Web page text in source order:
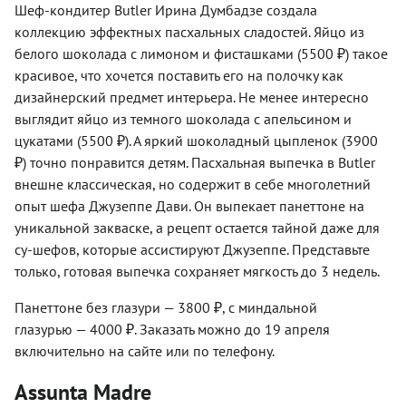
Шеф-кондитер Butler Ирина Думбадзе создала
коллекцию эффектных пасхальных сладостей. Яйцо из
белого шоколада с лимоном и фисташками (5500 ₽) такое
красивое, что хочется поставить его на полочку как
дизайнерский предмет интерьера. Не менее интересно
выглядит яйцо из темного шоколада с апельсином и
цукатами (5500 ₽). А яркий шоколадный цыпленок (3900
₽) точно понравится детям. Пасхальная выпечка в Butler
внешне классическая, но содержит в себе многолетний
опыт шефа Джузеппе Дави. Он выпекает панеттоне на
уникальной закваске, а рецепт остается тайной даже для
су-шефов, которые ассистируют Джузеппе. Представьте
только, готовая выпечка сохраняет мягкость до 3 недель.
Панеттоне без глазури — 3800 ₽, с миндальной
глазурью — 4000 ₽. Заказать можно до 19 апреля
включительно на сайте или по телефону.
Assunta Madre